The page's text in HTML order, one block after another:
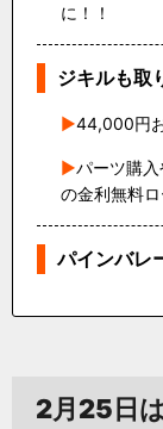
に！！
ジキルも取
44,000円
パーツ購
の金利無料ロ
パインバレ
2月25日